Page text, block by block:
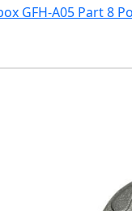
GFH-A05 Part 8